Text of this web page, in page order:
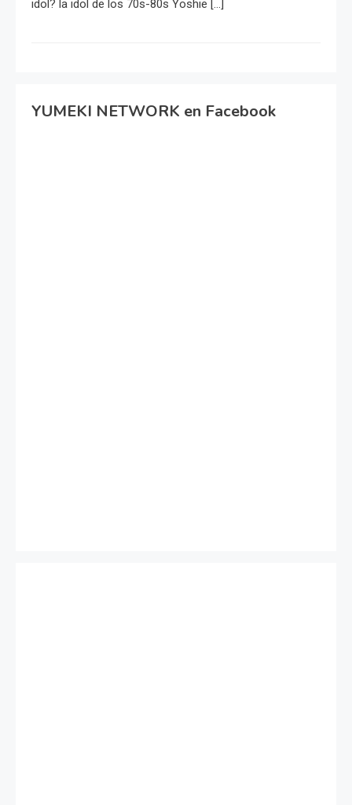
idol? la idol de los 70s-80s Yoshie […]
YUMEKI NETWORK en Facebook